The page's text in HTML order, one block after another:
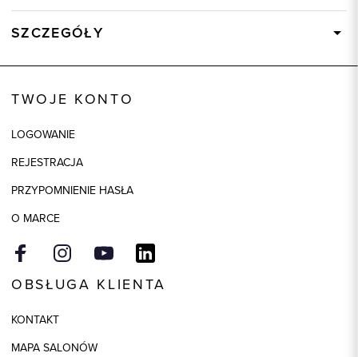
SZCZEGÓŁY
Skład tkaniny
Model
TWOJE KONTO
LOGOWANIE
REJESTRACJA
PRZYPOMNIENIE HASŁA
O MARCE
OBSŁUGA KLIENTA
KONTAKT
MAPA SALONÓW